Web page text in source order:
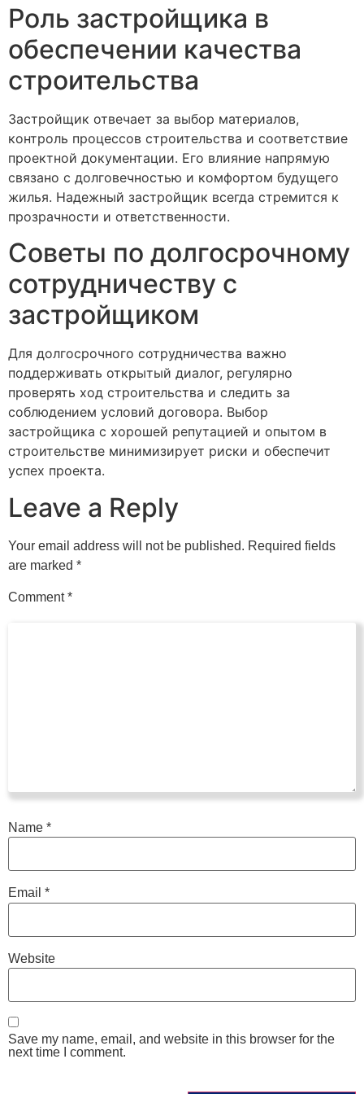
Роль застройщика в
обеспечении качества
строительства
Застройщик отвечает за выбор материалов,
контроль процессов строительства и соответствие
проектной документации. Его влияние напрямую
связано с долговечностью и комфортом будущего
жилья. Надежный застройщик всегда стремится к
прозрачности и ответственности.
Советы по долгосрочному
сотрудничеству с
застройщиком
Для долгосрочного сотрудничества важно
поддерживать открытый диалог, регулярно
проверять ход строительства и следить за
соблюдением условий договора. Выбор
застройщика с хорошей репутацией и опытом в
строительстве минимизирует риски и обеспечит
успех проекта.
Leave a Reply
Your email address will not be published. Required fields
are marked *
Comment*
Name *
Email *
Website
Save my name, email, and website in this browser for the
next time I comment.